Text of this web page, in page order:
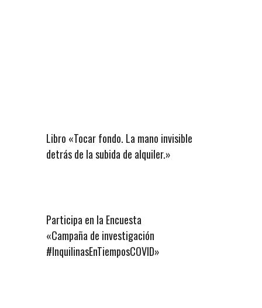
Libro «Tocar fondo. La mano invisible
detrás de la subida de alquiler.»
Participa en la Encuesta
«Campaña de investigación
#InquilinasEnTiemposCOVID»